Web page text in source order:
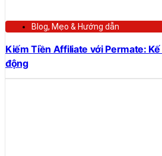
Blog, Mẹo & Hướng dẫn
Kiếm Tiền Affiliate với Permate:
động